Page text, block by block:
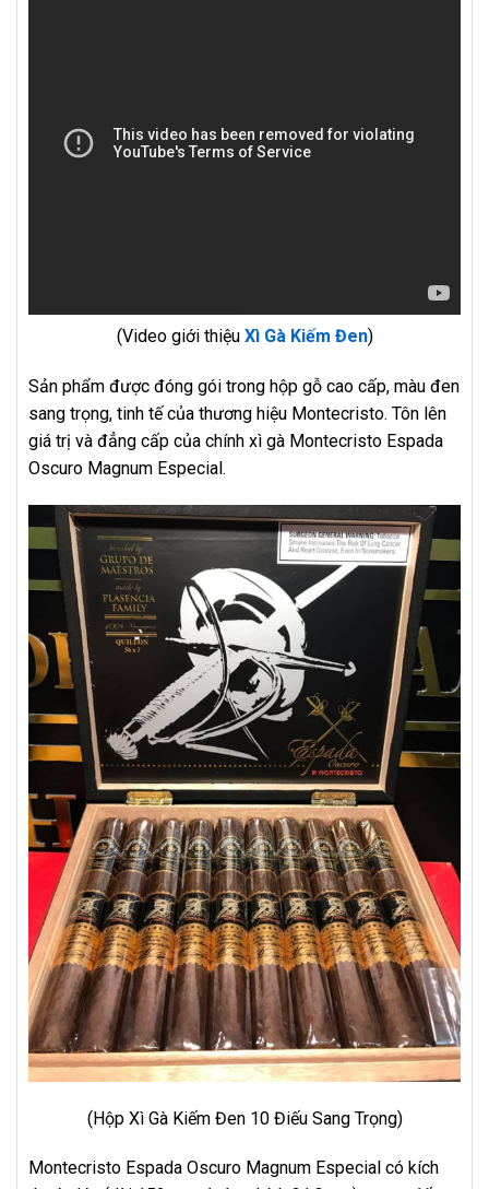
(Video giới thiệu Xì Gà Kiếm Đen)
Sản phẩm được đóng gói trong hộp gỗ cao cấp, màu đen
sang trọng, tinh tế của thương hiệu Montecristo. Tôn lên
giá trị và đẳng cấp của chính xì gà Montecristo Espada
Oscuro Magnum Especial.
(Hộp Xì Gà Kiếm Đen 10 Điếu Sang Trọng)
Montecristo Espada Oscuro Magnum Especial có kích